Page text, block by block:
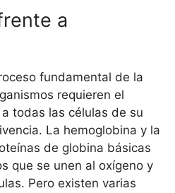
a
fundamental de la
requieren el
todas las células de su
La hemoglobina y la
de globina básicas
que se unen al oxígeno y
Pero existen varias